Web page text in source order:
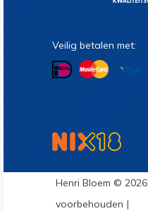
Veilig betalen met:
Henri Bloem ©
voorbehouden